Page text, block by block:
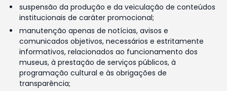
suspensão da produção e da veiculação de conteúdos
institucionais de caráter promocional;
manutenção apenas de notícias, avisos e
comunicados objetivos, necessários e estritamente
informativos, relacionados ao funcionamento dos
museus, à prestação de serviços públicos, à
programação cultural e às obrigações de
transparência;